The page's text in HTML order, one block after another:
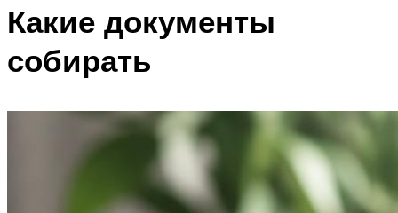
Какие документы
собирать